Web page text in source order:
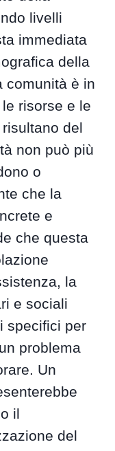
livelli
immediata
della
comunità è in
risorse e le
del
non può più
o
che la
e
che questa
la
e sociali
specifici per
problema
Un
il
del